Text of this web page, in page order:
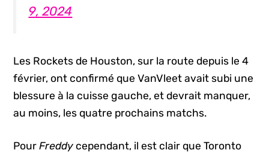
9, 2024
Les Rockets de Houston, sur la route depuis le 4
février, ont confirmé que VanVleet avait subi une
blessure à la cuisse gauche, et devrait manquer,
au moins, les quatre prochains matchs.
PourFreddycependant, il est clair que Toronto